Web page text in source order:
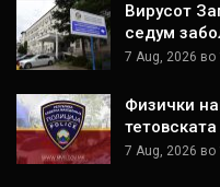
Вирусот
седум
7 Aug, 2026 во
Физички
7 Aug, 2026 во